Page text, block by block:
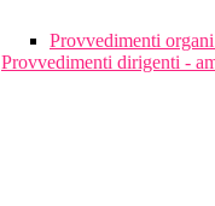
Provvedimenti
Provvedimenti dirigenti -